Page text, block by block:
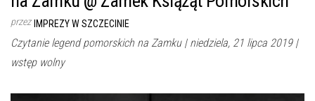
przez IMPREZY W SZCZECINIE
Czytanie legend pomorskich na Zamku | niedziela, 21 lipca 2019 |
wstęp wolny